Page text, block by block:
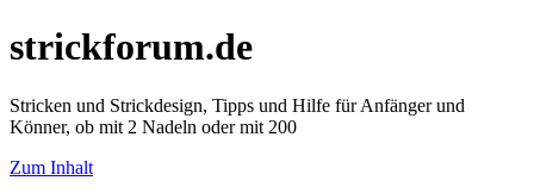
strickforum.de
Stricken und Strickdesign, Tipps und Hilfe für Anfänger und
Könner, ob mit 2 Nadeln oder mit 200
Zum Inhalt